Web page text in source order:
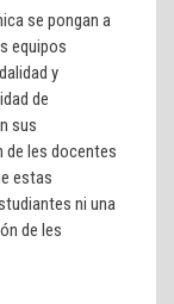
se pongan a
equipos
y
de
sus
de les docentes
estas
ni una
de les